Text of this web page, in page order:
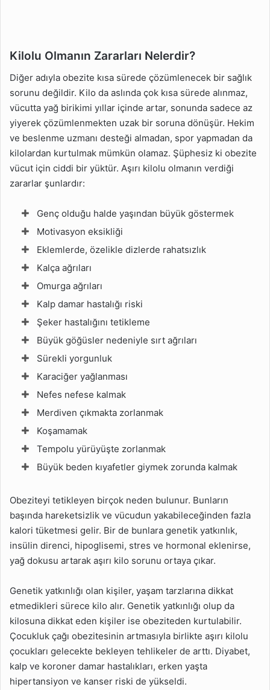
Kilolu Olmanın Zararları Nelerdir?
Diğer adıyla obezite kısa sürede çözümlenecek bir sağlık
sorunu değildir. Kilo da aslında çok kısa sürede alınmaz,
vücutta yağ birikimi yıllar içinde artar, sonunda sadece az
yiyerek çözümlenmekten uzak bir soruna dönüşür. Hekim
ve beslenme uzmanı desteği almadan, spor yapmadan da
kilolardan kurtulmak mümkün olamaz. Şüphesiz ki obezite
vücut için ciddi bir yüktür. Aşırı kilolu olmanın verdiği
zararlar şunlardır:
Genç olduğu halde yaşından büyük göstermek
Motivasyon eksikliği
Eklemlerde, özelikle dizlerde rahatsızlık
Kalça ağrıları
Omurga ağrıları
Kalp damar hastalığı riski
Şeker hastalığını tetikleme
Büyük göğüsler nedeniyle sırt ağrıları
Sürekli yorgunluk
Karaciğer yağlanması
Nefes nefese kalmak
Merdiven çıkmakta zorlanmak
Koşamamak
Tempolu yürüyüşte zorlanmak
Büyük beden kıyafetler giymek zorunda kalmak
Obeziteyi tetikleyen birçok neden bulunur. Bunların
başında hareketsizlik ve vücudun yakabileceğinden fazla
kalori tüketmesi gelir. Bir de bunlara genetik yatkınlık,
insülin direnci, hipoglisemi, stres ve hormonal eklenirse,
yağ dokusu artarak aşırı kilo sorunu ortaya çıkar.
Genetik yatkınlığı olan kişiler, yaşam tarzlarına dikkat
etmedikleri sürece kilo alır. Genetik yatkınlığı olup da
kilosuna dikkat eden kişiler ise obeziteden kurtulabilir.
Çocukluk çağı obezitesinin artmasıyla birlikte aşırı kilolu
çocukları gelecekte bekleyen tehlikeler de arttı. Diyabet,
kalp ve koroner damar hastalıkları, erken yaşta
hipertansiyon ve kanser riski de yükseldi.